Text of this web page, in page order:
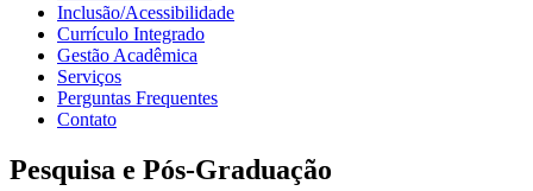
Inclusão/Acessibilidade
Currículo Integrado
Gestão Acadêmica
Serviços
Perguntas Frequentes
Contato
Pesquisa e Pós-Graduação